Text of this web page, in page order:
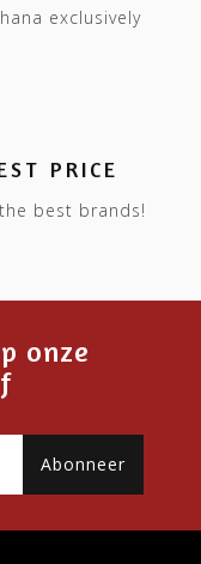
exclusively
PRICE
best brands!
onze
Abonneer